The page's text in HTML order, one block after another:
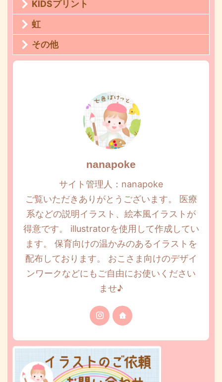
KIDSプリント
虹
その他
nanapoke
サイト管理人：nanapoke
ご覧いただきありがとうございます。 医療
系などの説明イラスト、絵本風イラストが
得意です。 illustratorを使用して作成してい
ます。 保育向けの温かみのあるイラストを
配布しております。 おこさま向けのデザイ
ンワークなどにもご自由にお使いください
ませ♪